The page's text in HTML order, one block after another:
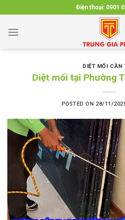
to
content
Điện thoại: 0901
DIỆT MỐI CẦN
Diệt mối tại Phường
POSTED ON 28/11/